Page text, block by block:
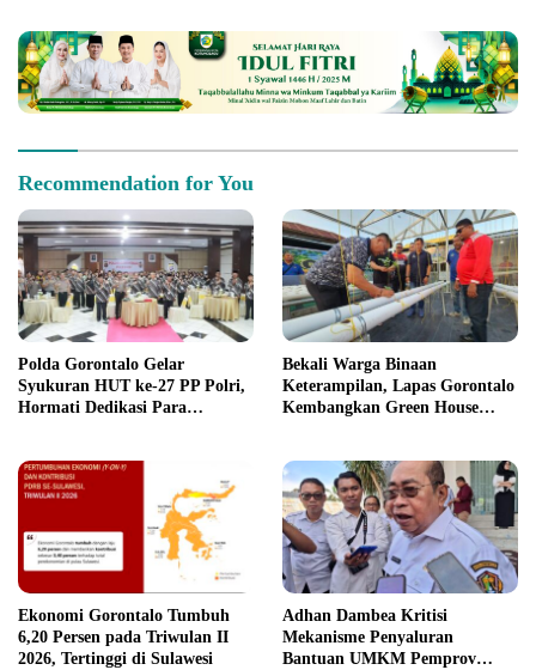
Recommendation for You
Polda Gorontalo Gelar
Syukuran HUT ke-27 PP Polri,
Hormati Dedikasi Para
Bekali Warga Binaan
Keterampilan, Lapas Gorontalo
Kembangkan Green House
Ekonomi Gorontalo Tumbuh
6,20 Persen pada Triwulan II
2026, Tertinggi di Sulawesi
Adhan Dambea Kritisi
Mekanisme Penyaluran
Bantuan UMKM Pemprov